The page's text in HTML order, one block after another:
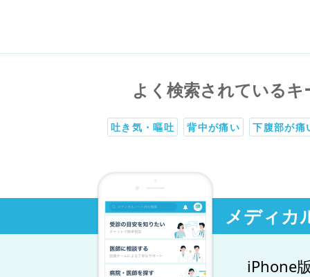
よく検索されているキ
吐き気・嘔吐 背中が痛い 下腹部が痛
メディカ
iPhone